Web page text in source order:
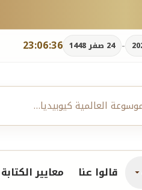
23:06:37 - 24 صفر 1448
قالوا عنا معايير الكتابة